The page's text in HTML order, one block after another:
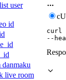
user
id
live room
curl
--